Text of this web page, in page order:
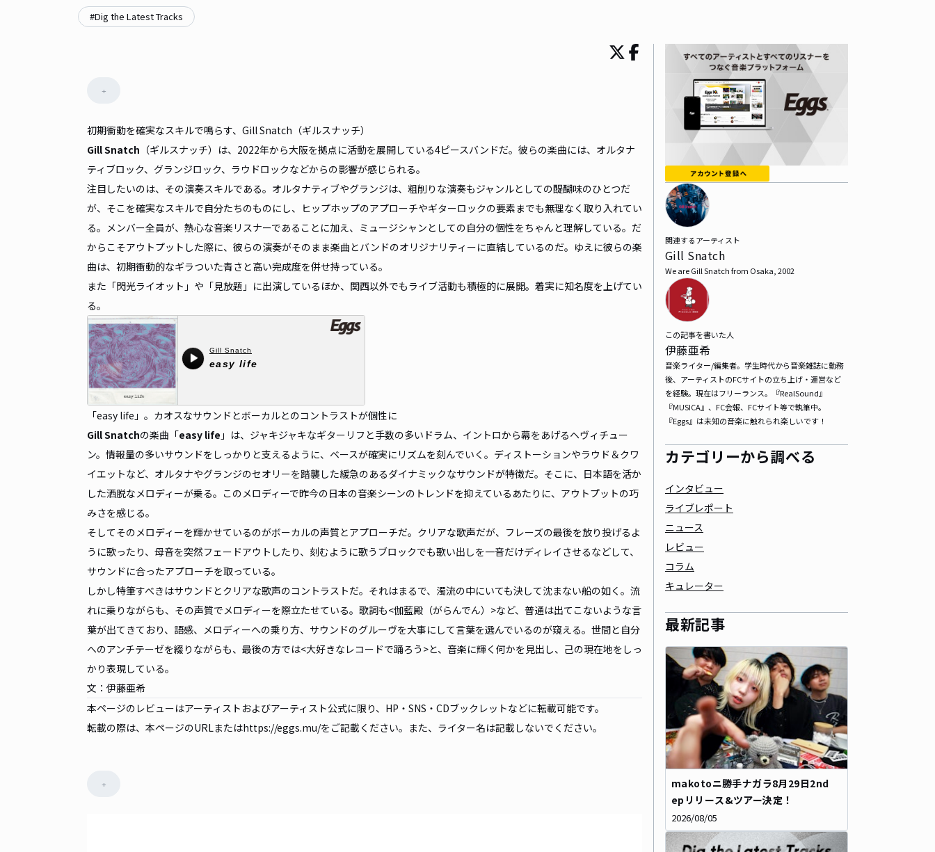
#Dig the Latest Tracks
+
初期衝動を確実なスキルで鳴らす、Gill Snatch（ギルスナッチ）
Gill Snatch （ギルスナッチ）は、2022年から大阪を拠点に活動を展開している4ピースバンドだ。彼らの楽曲には、オルタナ
ティブロック、グランジロック、ラウドロックなどからの影響が感じられる。
注目したいのは、その演奏スキルである。オルタナティブやグランジは、粗削りな演奏もジャンルとしての醍醐味のひとつだ
が、そこを確実なスキルで自分たちのものにし、ヒップホップのアプローチやギターロックの要素までも無理なく取り入れてい
る。メンバー全員が、熱心な音楽リスナーであることに加え、ミュージシャンとしての自分の個性をちゃんと理解している。だ
からこそアウトプットした際に、彼らの演奏がそのまま楽曲とバンドのオリジナリティーに直結しているのだ。ゆえに彼らの楽
曲は、初期衝動的なギラついた青さと高い完成度を併せ持っている。
また「閃光ライオット」や「見放題」に出演しているほか、関西以外でもライブ活動も積極的に展開。着実に知名度を上げてい
る。
「easy life」。カオスなサウンドとボーカルとのコントラストが個性に
Gill Snatchの楽曲「easy life 」は、ジャキジャキなギターリフと手数の多いドラム、イントロから幕をあげるヘヴィチュー
ン。情報量の多いサウンドをしっかりと支えるように、ベースが確実にリズムを刻んでいく。ディストーションやラウド＆クワ
イエットなど、オルタナやグランジのセオリーを踏襲した緩急のあるダイナミックなサウンドが特徴だ。そこに、日本語を活か
した洒脱なメロディーが乗る。このメロディーで昨今の日本の音楽シーンのトレンドを抑えているあたりに、アウトプットの巧
みさを感じる。
そしてそのメロディーを輝かせているのがボーカルの声質とアプローチだ。クリアな歌声だが、フレーズの最後を放り投げるよ
うに歌ったり、母音を突然フェードアウトしたり、刻むように歌うブロックでも歌い出しを一音だけディレイさせるなどして、
サウンドに合ったアプローチを取っている。
しかし特筆すべきはサウンドとクリアな歌声のコントラストだ。それはまるで、濁流の中にいても決して沈まない船の如く。流
れに乗りながらも、その声質でメロディーを際立たせている。歌詞も<伽藍殿（がらんでん）>など、普通は出てこないような言
葉が出てきており、語感、メロディーへの乗り方、サウンドのグルーヴを大事にして言葉を選んでいるのが窺える。世間と自分
へのアンチテーゼを綴りながらも、最後の方では<大好きなレコードで踊ろう>と、音楽に輝く何かを見出し、己の現在地をしっ
かり表現している。
文：伊藤亜希
本ページのレビューはアーティストおよびアーティスト公式に限り、HP・SNS・CDブックレットなどに転載可能です。
転載の際は、本ページのURLまたはhttps://eggs.mu/をご記載ください。また、ライター名は記載しないでください。
+
関連するアーティスト
Gill Snatch
We are Gill Snatch from Osaka, 2002
この記事を書いた人
伊藤亜希
音楽ライター/編集者。学生時代から音楽雑誌に勤務
後、アーティストのFCサイトの立ち上げ・運営など
を経験。現在はフリーランス。『RealSound』
『MUSICA』、FC会報、FCサイト等で執筆中。
『Eggs』は未知の音楽に触れられ楽しいです！
カテゴリーから調べる
インタビュー
ライブレポート
ニュース
レビュー
コラム
キュレーター
最新記事
makotoニ勝手ナガラ8月29日2nd
epリリース&ツアー決定！
2026/08/05